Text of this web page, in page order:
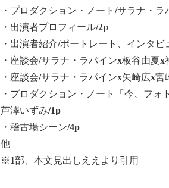
・プロダクション・ノート/サラナ・ラ
・出演者プロフィール/2p
・出演者紹介/ポートレート、インタビ
・座談会/サラナ・ラパインx板谷由夏
・座談会/サラナ・ラパインx矢崎広x宮
・プロダクション・ノート「今、フォ
芦澤いずみ/1p
・稽古場シーン/4p
他
※1部、本文見出しええより引用